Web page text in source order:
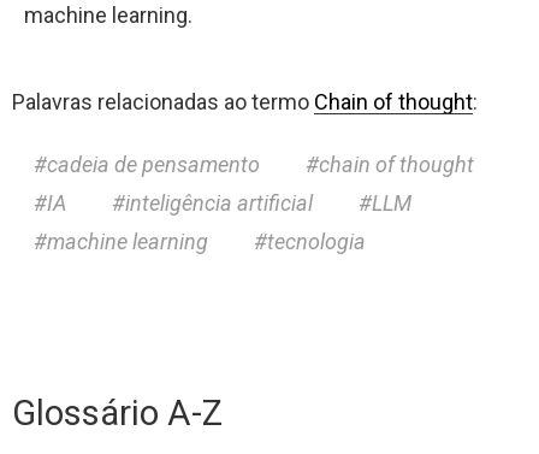
machine learning.
Palavras relacionadas ao termo Chain of thought:
cadeia de pensamento
chain of thought
IA
inteligência artificial
LLM
machine learning
tecnologia
Glossário A-Z